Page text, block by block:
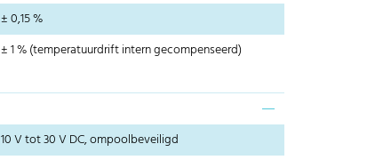
± 0,15 %
± 1 % (temperatuurdrift intern gecompenseerd)
10 V tot 30 V DC, ompoolbeveiligd